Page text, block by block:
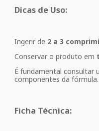
Dicas de Uso:
Ingerir de 2 a 3
Conservar o produto em
É fundamental consultar
componentes da fórmula.
Ficha Técnica: